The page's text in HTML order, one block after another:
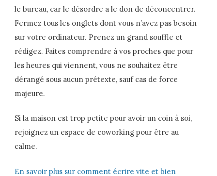
le bureau, car le désordre a le don de déconcentrer.
Fermez tous les onglets dont vous n’avez pas besoin
sur votre ordinateur. Prenez un grand souffle et
rédigez. Faites comprendre à vos proches que pour
les heures qui viennent, vous ne souhaitez être
dérangé sous aucun prétexte, sauf cas de force
majeure.
Si la maison est trop petite pour avoir un coin à soi,
rejoignez un espace de coworking pour être au
calme.
En savoir plus sur comment écrire vite et bien